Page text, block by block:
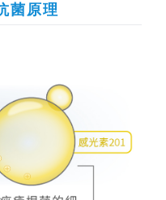
菌原理